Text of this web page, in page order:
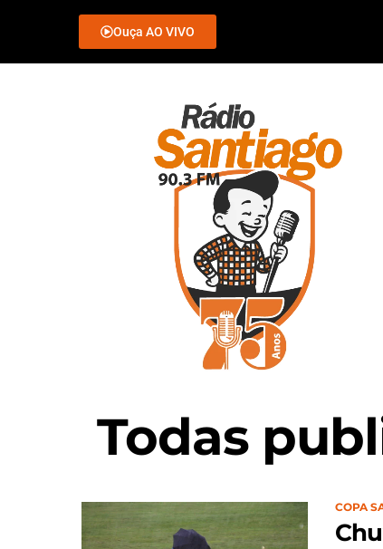
Ouça AO VIVO
Todas
COPA